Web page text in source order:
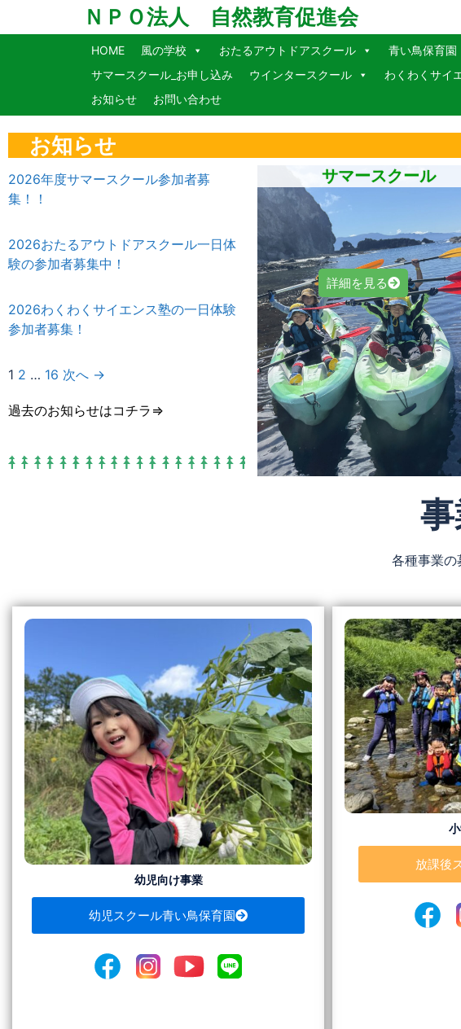
ＮＰＯ法人 自然教育促進会
HOME 風の学校 おたるアウトドアスクール 青い鳥保育園
サマースクール_お申し込み
ウインタースクール わくわくサイ
お知らせ
お問い合わせ
お知らせ
2026年度サマースクール参加者募
集！！
2026おたるアウトドアスクール一日体
験の参加者募集中！
2026わくわくサイエンス塾の一日体験
参加者募集！
1 2 … 16 次へ →
過去のお知らせはコチラ⇒
サマースクール
詳細を見る
各種事業の
幼児向け事業
幼児スクール青い鳥保育園
放課後